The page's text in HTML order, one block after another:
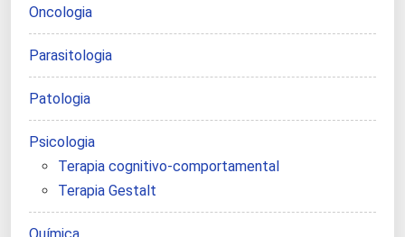
Oncologia
Parasitologia
Patologia
Psicologia
Terapia cognitivo-comportamental
Terapia Gestalt